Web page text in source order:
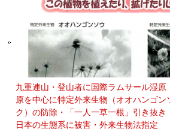
九重連山・登山者に国際ラムサール湿
原を中心に特定外来生物（オオハンゴ
ク）の防除・「一人一草一根」引き抜き
日本の生態系に被害・外来生物法指定